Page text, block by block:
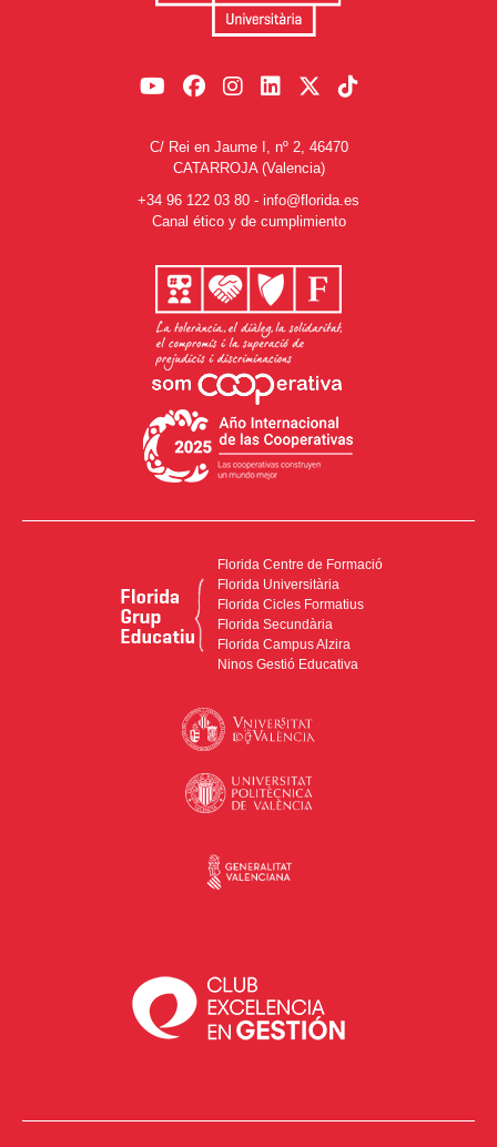
C/ Rei en Jaume I, nº 2, 46470
CATARROJA (Valencia)
+34 96 122 03 80 - info@florida.es
Canal ético y de cumplimiento
Florida Centre de Formació
Florida Universitària
Florida Cicles Formatius
Florida Secundària
Florida Campus Alzira
Ninos Gestió Educativa